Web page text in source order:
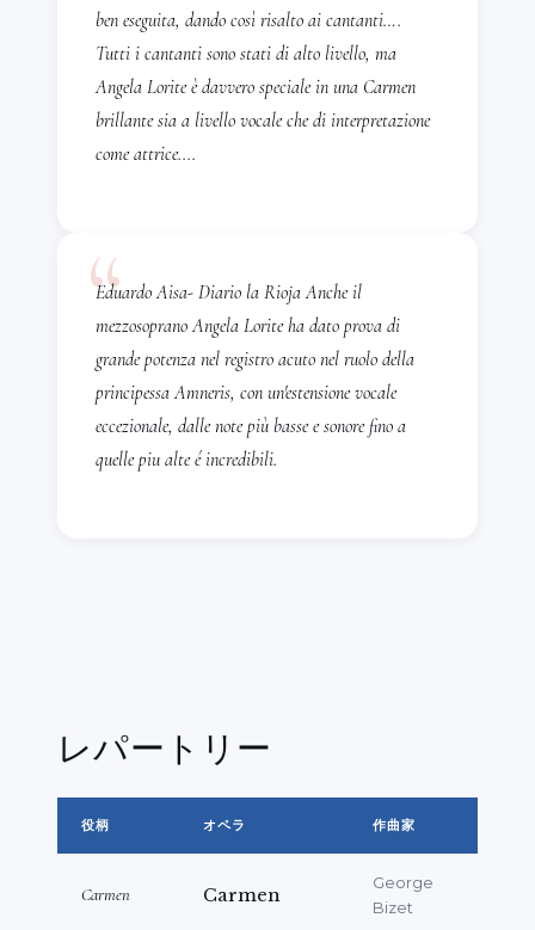
2014年よりNits al Portオペラ・バレエ・フェ
スティバルに出演し、Carmen 、El Amor
BrujoのCandelas、Cavalleria Rusticana
のMamma Lucia
MúsicaでのVerdìのRequiem
と
Requiem 、ラ・マンチャとマドリードの劇場で
のMozartの戴冠式ミサ、そして Vivaldiの
Gloria、BoccheriniのStabat Mater、
HändelのMessiah、RossiniのMissa
Solemnis
をスペイン全土のコンサートホール
Euskalduna、San SebastiánのKursal、
Forum de la Rioja、El Vitoria-Gasteiz、
CAEM Salamanca、Principal Maóなど）
をはじめ、スペイン全土の多くの劇場、さらには
れる。
ben eseguita, dando così risalto ai cantanti….
Tutti i cantanti sono stati di alto livello, ma
Angela Lorite è davvero speciale in una Carmen
brillante sia a livello vocale che di interpretazione
come attrice....
“
Eduardo Aisa- Diario la Rioja Anche il
mezzosoprano Angela Lorite ha dato prova di
grande potenza nel registro acuto nel ruolo della
principessa Amneris, con un'estensione vocale
eccezionale, dalle note più basse e sonore fino a
quelle piu alte é incredibili.
レパートリー
役柄 オペラ 作曲家
Carmen Carmen
George
Bizet